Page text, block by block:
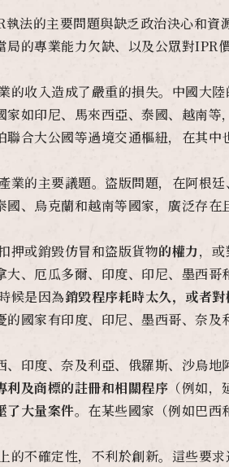
法的主要問題與缺乏政治決心和資
的專業能力欠缺、以及公眾對IPR
的收入造成了嚴重的損失。中國大陸
如印尼、馬來西亞、泰國、越南等
合大公國等過境交通樞紐，在其中
的主要議題。盜版問題，在阿根廷
、烏克蘭和越南等國家，廣泛存在
押或銷毀仿冒和盜版貨物的權力，
、厄瓜多爾、印度、印尼、墨西哥
候是因為銷毀程序耗時太久，或者
國家有印度、印尼、墨西哥、奈及
印度、奈及利亞、俄羅斯、沙烏地
利及商標的註冊和相關程序 （例如
了大量案件。在某些國家（例如巴西
的不確定性，不利於創新。這些要